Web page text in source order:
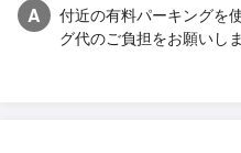
A
付近の有料パーキングを
グ代のご負担をお願いしま